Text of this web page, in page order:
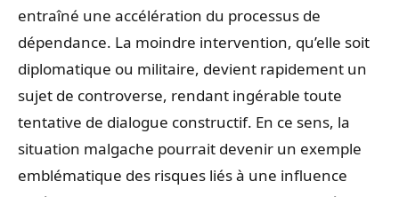
entraîné une accélération du processus de
dépendance. La moindre intervention, qu’elle soit
diplomatique ou militaire, devient rapidement un
sujet de controverse, rendant ingérable toute
tentative de dialogue constructif. En ce sens, la
situation malgache pourrait devenir un exemple
emblématique des risques liés à une influence